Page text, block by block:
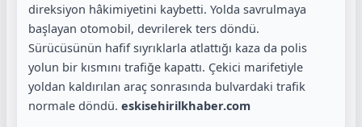
direksiyon hâkimiyetini kaybetti. Yolda savrulmaya
başlayan otomobil, devrilerek ters döndü.
Sürücüsünün hafif sıyrıklarla atlattığı kaza da polis
yolun bir kısmını trafiğe kapattı. Çekici marifetiyle
yoldan kaldırılan araç sonrasında bulvardaki trafik
normale döndü. eskisehirilkhaber.com